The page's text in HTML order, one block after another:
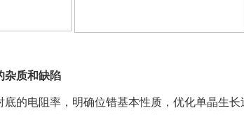
杂质和缺陷
底的电阻率，明确位错基本性质，优化单晶生